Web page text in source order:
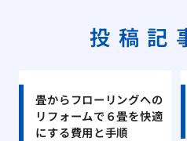
投稿記
畳からフローリングへの
リフォームで６畳を快適
にする費用と手順